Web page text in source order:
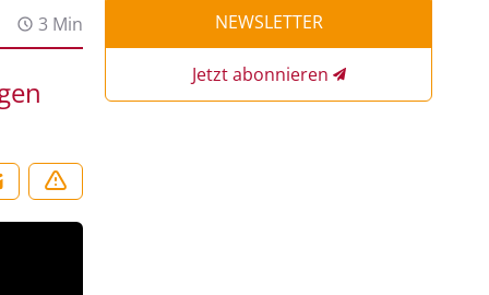
3 Min NEWSLETTER
Jetzt abonnieren